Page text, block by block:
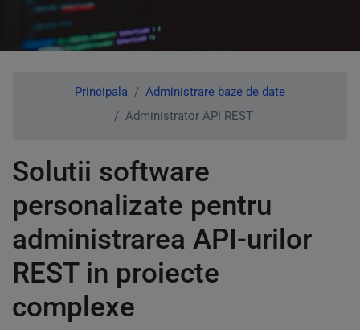
Principala
Administrare baze de date
Administrator API REST
Solutii software
personalizate pentru
administrarea API-urilor
REST in proiecte
complexe